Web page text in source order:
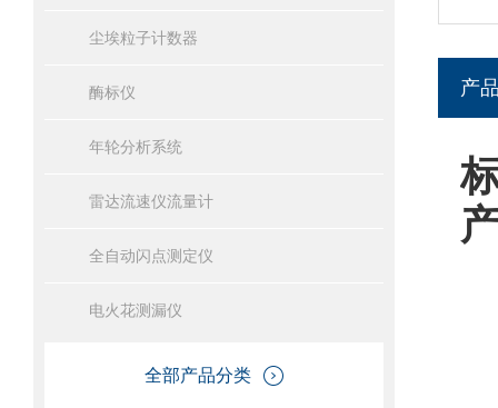
尘埃粒子计数器
酶标仪
年轮分析系统
雷达流速仪流量计
全自动闪点测定仪
电火花测漏仪
全部产品分类
产